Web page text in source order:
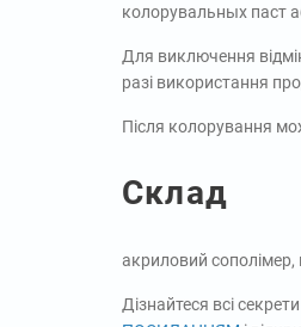
колорувальных паст
Для виключення
разі використання
Після колорування
Склад
акриловий сополімер,
Дізнайтеся всі